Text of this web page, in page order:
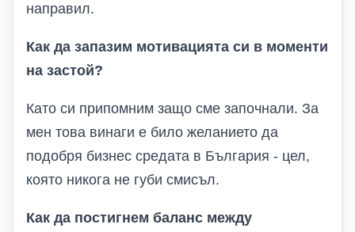
направил.
Как да запазим мотивацията си в моменти
на застой?
Като си припомним защо сме започнали. За
мен това винаги е било желанието да
подобря бизнес средата в България - цел,
която никога не губи смисъл.
Как да постигнем баланс между